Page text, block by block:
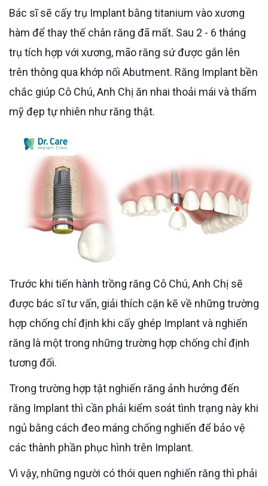
Bác sĩ sẽ cấy trụ Implant bằng titanium vào xương
hàm để thay thế chân răng đã mất. Sau 2 - 6 tháng
trụ tích hợp với xương, mão răng sứ được gắn lên
trên thông qua khớp nối Abutment. Răng Implant bền
chắc giúp Cô Chú, Anh Chị ăn nhai thoải mái và thẩm
mỹ đẹp tự nhiên như răng thật.
Trước khi tiến hành trồng răng Cô Chú, Anh Chị sẽ
được bác sĩ tư vấn, giải thích cặn kẽ về những trường
hợp chống chỉ định khi cấy ghép Implant và nghiến
răng là một trong những trường hợp chống chỉ định
tương đối.
Trong trường hợp tật nghiến răng ảnh hưởng đến
răng Implant thì cần phải kiểm soát tình trạng này khi
ngủ bằng cách đeo máng chống nghiến để bảo vệ
các thành phần phục hình trên Implant.
Vì vậy, những người có thói quen nghiến răng thì phải